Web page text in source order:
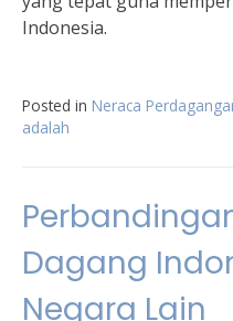
Indonesia.
Posted in Neraca
adalah
Dagang
Negara Lain